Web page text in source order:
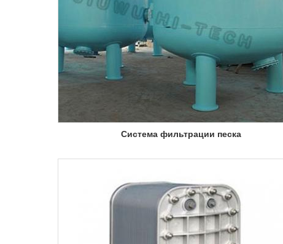
Система фильтрации песка